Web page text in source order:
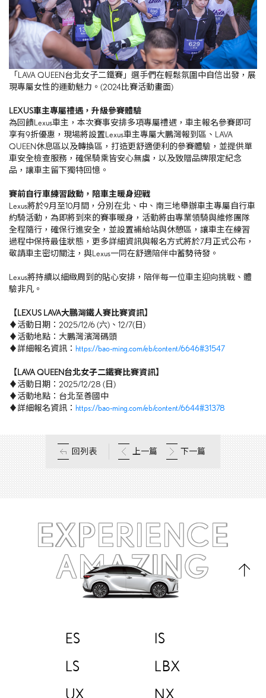
「LAVA QUEEN台北女子二鐵賽」選手們在輕鬆氛圍中自信出發，展
現專屬女性的運動魅力。(2024比賽活動畫面)
LEXUS車主專屬禮遇，升級參賽體驗
為回饋Lexus車主，本次賽事安排多項專屬禮遇，車主報名參賽即可
享有9折優惠，現場將設置Lexus車主專屬大鵬灣報到區、LAVA
QUEEN休息區以及轉換區，打造更舒適便利的參賽體驗，並提供單
車安全檢查服務，確保騎乘皆安心無虞，以及致贈品牌限定紀念
品，讓車主留下獨特回憶。
賽前自行車練習啟動， 陪車主暖身迎戰
Lexus將於9月至10月間，分別在北、中、南三地舉辦車主專屬自行車
約騎活動，為即將到來的賽事暖身，活動將由專業領騎與維修團隊
全程隨行，確保行進安全，並設置補給站與休憩區，讓車主在練習
過程中保持最佳狀態，更多詳細資訊與報名方式將於7月正式公布，
敬請車主密切關注，與Lexus一同在舒適陪伴中蓄勢待發。
Lexus將持續以細緻周到的貼心安排，陪伴每一位車主迎向挑戰、體
驗非凡。
【LEXUS LAVA大鵬灣鐵人賽比賽資訊】
♦活動日期：2025/12/6 (六)、12/7(日)
♦活動地點：大鵬灣濱灣碼頭
♦詳細報名資訊： https://bao-ming.com/eb/content/6646#31547
【LAVA QUEEN台北女子二鐵賽比賽資訊】
♦活動日期：2025/12/28 (日)
♦活動地點：台北至善國中
♦詳細報名資訊： https://bao-ming.com/eb/content/6644#31378
回列表 上一篇 下一篇
EXPERIENCE
AMAZING
ES
IS
LS
LBX
UX
NX